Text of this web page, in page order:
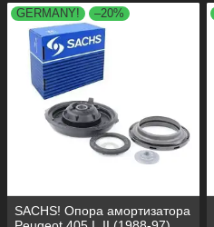
GERMANY! –20%
SACHS! Опора амортизатора